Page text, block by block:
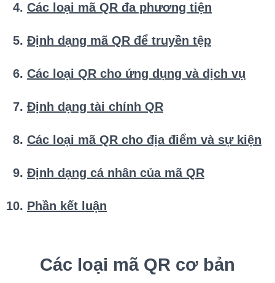
Các loại mã QR đa phương tiện
Định dạng mã QR để truyền tệp
Các loại QR cho ứng dụng và dịch vụ
Định dạng tài chính QR
Các loại mã QR cho địa điểm và sự kiện
Định dạng cá nhân của mã QR
Phần kết luận
Các loại mã QR cơ bản